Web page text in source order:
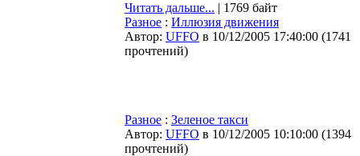
Читать дальше... | 1769 байт
Разное : Иллюзия движения
Автор: UFFO в 10/12/2005 17:40:00 (1741
прочтений)
Разное : Зеленое такси
Автор: UFFO в 10/12/2005 10:10:00 (1394
прочтений)